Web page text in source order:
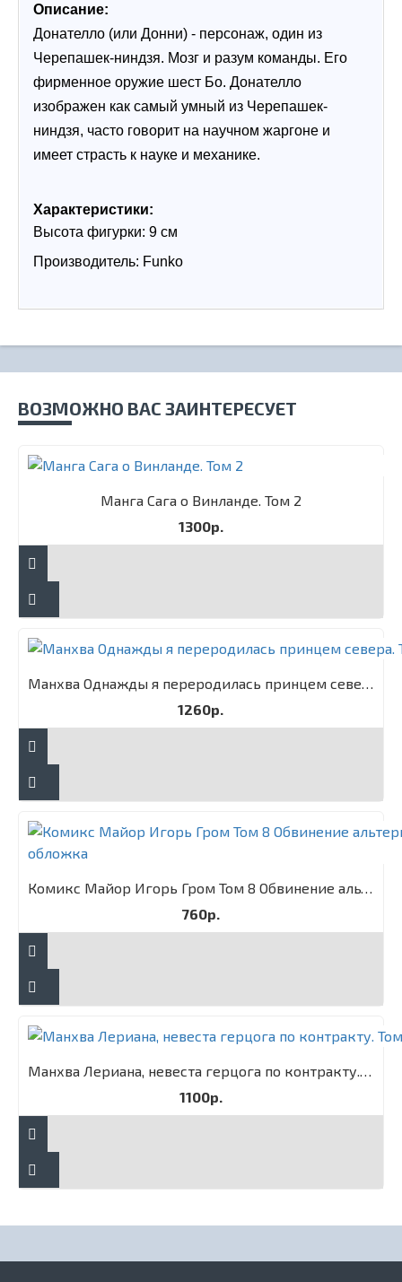
Описание:
Донателло (или Донни) - персонаж, один из
Черепашек-ниндзя. Мозг и разум команды. Его
фирменное оружие шест Бо. Донателло
изображен как самый умный из Черепашек-
ниндзя, часто говорит на научном жаргоне и
имеет страсть к науке и механике.
Характеристики:
Высота фигурки: 9 см
Производитель: Funko
ВОЗМОЖНО ВАС ЗАИНТЕРЕСУЕТ
Манга Сага о Винланде. Том 2
1300р.
Манхва Однажды я переродилась принцем севера. Том 1
1260р.
Комикс Майор Игорь Гром Том 8 Обвинение альтернативная обложка
760р.
Манхва Лериана, невеста герцога по контракту. Том 3
1100р.